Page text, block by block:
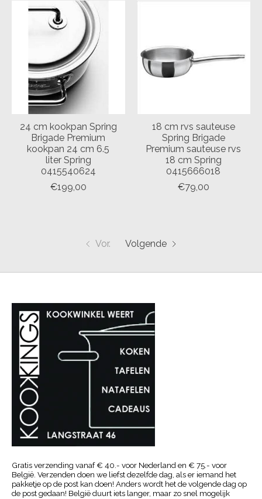
24 cm kookpan Spring
Brigade Premium
kookpan 24 cm 6.5
liter Spring
0415540624
€199,00
18 cm rvs sauteuse
Spring Brigade
Premium sauteuse rvs
18 cm Spring
0415666018
€79,00
Vor. Volgende
Gratis verzending vanaf € 40.- voor Nederland en € 75.- voor
België. Verzenden doen we liefst dezelfde dag, als er iemand het
pakketje op de post kan doen! Anders wordt het de volgende dag op
de post gedaan! België duurt iets langer, maar zo snel mogelijk